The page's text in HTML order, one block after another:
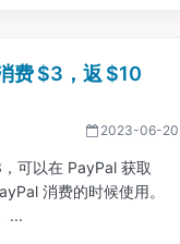
费 $3，返 $10
2023-06-20
可以在 PayPal 获取
消费的时候使用。
...